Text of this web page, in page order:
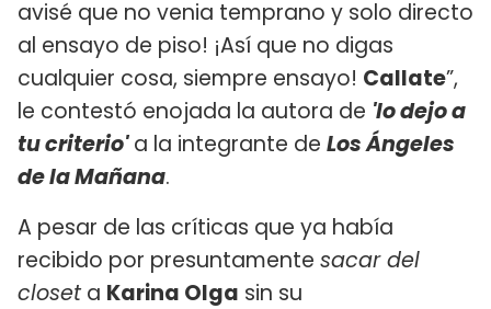
avisé que no venia temprano y solo directo
al ensayo de piso! ¡Así que no digas
cualquier cosa, siempre ensayo! Callate”,
le contestó enojada la autora de 'lo dejo a
tu criterio'a la integrante de Los Ángeles
de la Mañana.
A pesar de las críticas que ya había
recibido por presuntamente sacar del
closeta Karina Olga sin su